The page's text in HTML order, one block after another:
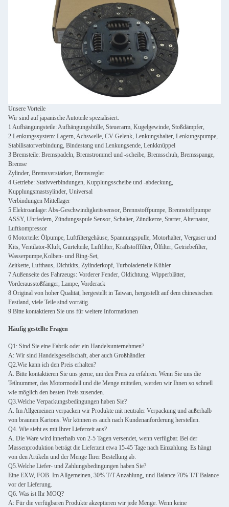
Unsere Vorteile
Wir sind auf japanische Autoteile spezialisiert.
1 Aufhängungsteile: Aufhängungshülle, Steuerarm, Kugelgewinde, Stoßdämpfer,
2 Lenkungssystem: Lagern, Achswelle, CV-Gelenk, Lenkungshalter, Lenkungspumpe,
Stabilisatorverbindung, Bindestang und Lenkungsende, Lenkknüppel
3 Bremsteile: Bremspadeln, Bremstrommel und -scheibe, Bremsschuh, Bremsspange,
Bremse
Zylinder, Bremsverstärker, Bremsregler
4 Getriebe: Stativverbindungen, Kupplungsscheibe und -abdeckung,
Kupplungsmastsylinder, Universal
Verbindungen Mittellager
5 Elektroanlage: Abs-Geschwindigkeitssensor, Brennstoffpumpe, Brennstoffpumpe
ASSY, Uhrfedern, Zündungsspule Sensor, Schalter, Zündkerze, Starter, Alternator,
Luftkompressor
6 Motorteile: Ölpumpe, Luftfiltergehäuse, Spannungspulle, Motorhalter, Vergaser und
Kits, Ventilator-Kluft, Gürtelteile, Luftfilter, Kraftstofffilter, Ölfilter, Getriebefilter,
Wasserpumpe,Kolben- und Ring-Set,
Zeitkette, Lufthaus, Dichtkits, Zylinderkopf, Turboladerteile Kühler
7 Außenseite des Fahrzeugs: Vorderer Fender, Öldichtung, Wipperblätter,
Vorderausstoßfänger, Lampe, Vorderack
8 Original von hoher Qualität, hergestellt in Taiwan, hergestellt auf dem chinesischen
Festland, viele Teile sind vorrätig.
9 Bitte kontaktieren Sie uns für weitere Informationen
Häufig gestellte Fragen
Q1: Sind Sie eine Fabrik oder ein Handelsunternehmen?
A: Wir sind Handelsgesellschaft, aber auch Großhändler.
Q2.Wie kann ich den Preis erhalten?
A. Bitte kontaktieren Sie uns gerne, um den Preis zu erfahren. Wenn Sie uns die
Teilnummer, das Motormodell und die Menge mitteilen, werden wir Ihnen so schnell
wie möglich den besten Preis zusenden.
Q3.Welche Verpackungsbedingungen haben Sie?
A. Im Allgemeinen verpacken wir Produkte mit neutraler Verpackung und außerhalb
von braunen Kartons. Wir können es auch nach Kundenanforderung herstellen.
Q4. Wie sieht es mit Ihrer Lieferzeit aus?
A. Die Ware wird innerhalb von 2-5 Tagen versendet, wenn verfügbar. Bei der
Massenproduktion beträgt die Lieferzeit etwa 15-45 Tage nach Einzahlung. Es hängt
von den Artikeln und der Menge Ihrer Bestellung ab.
Q5.Welche Liefer- und Zahlungsbedingungen haben Sie?
Eine EXW, FOB. Im Allgemeinen, 30% T/T Anzahlung, und Balance 70% T/T Balance
vor der Lieferung.
Q6. Was ist Ihr MOQ?
A: Für die verfügbaren Produkte akzeptieren wir jede Menge. Wenn keine